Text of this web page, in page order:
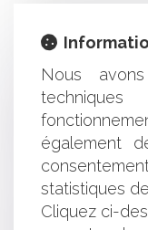
d’avocats en
déférentes et
EUROJURIS
nombreux
le monde.
L’objectif est
entreprises,
Nous
également
statistiques
Cliquez ci-